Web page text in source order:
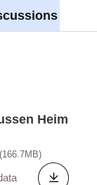
Heim
(166.7MB)